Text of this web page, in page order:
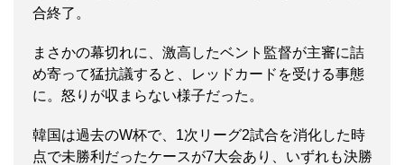
合終了。
まさかの幕切れに、激高したベント監督が主審に詰
め寄って猛抗議すると、レッドカードを受ける事態
に。怒りが収まらない様子だった。
韓国は過去のW杯で、1次リーグ2試合を消化した時
点で未勝利だったケースが7大会あり、いずれも決勝